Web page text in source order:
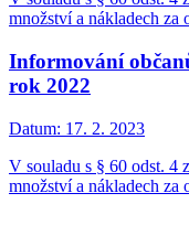
množství a nákladech za
Informování
rok 2022
Datum: 17. 2. 2023
V souladu s § 60 odst. 4
množství a nákladech za